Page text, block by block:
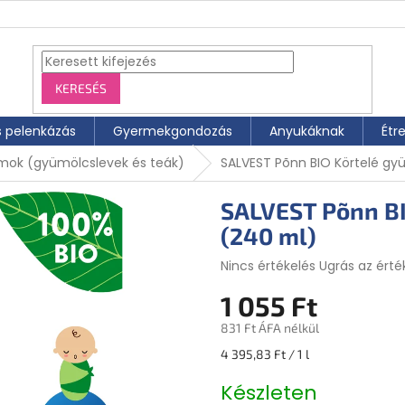
KERESÉS
pelenkázás Gyermekgondozás Anyukáknak
(gyümölcslevek és teák) SALVEST Põnn BIO Körtelé
SALVEST Põnn
(240 ml)
A
átlagos
értékelése
5-
ből
csillag.
Nincs értékelés Ugrás az
1 055 Ft
831 Ft ÁFA nélkül
Egységár:
4 395,83 Ft / 1 l
Készleten